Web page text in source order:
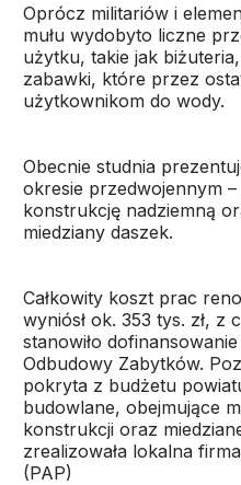
Oprócz militariów i
mułu wydobyto liczne
użytku, takie jak
zabawki, które przez
użytkownikom do wody.
Obecnie studnia
okresie przedwojennym
konstrukcję nadziemną
miedziany daszek.
Całkowity koszt prac
wyniósł ok. 353 tys. zł, z
stanowiło
Odbudowy Zabytków.
pokryta z budżetu
budowlane, obejmujące
konstrukcji oraz
zrealizowała lokalna
(PAP)